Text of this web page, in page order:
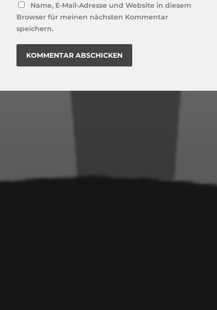
Name, E-Mail-Adresse und Website in diesem
Browser für meinen nächsten Kommentar
speichern.